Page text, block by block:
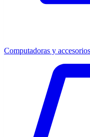
Computadoras y accesorios